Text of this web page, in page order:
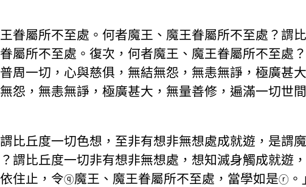
眷屬所不至處。何者魔王、魔王眷屬所不至處？謂
屬所不至處。復次，何者魔王、魔王眷屬所不至處
周一切，心與慈俱，無結無怨，無恚無諍，極廣甚
怨，無恚無諍，極廣甚大，無量善修，遍滿一切世
比丘度一切色想，至非有想非無想處成就遊，是謂
謂比丘度一切非有想非無想處，想知滅身觸成就遊
住止，令ⓠ魔王、魔王眷屬所不至處，當學如是ⓡ 。